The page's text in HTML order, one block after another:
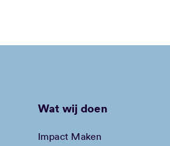
Wat wij doen
Impact Maken